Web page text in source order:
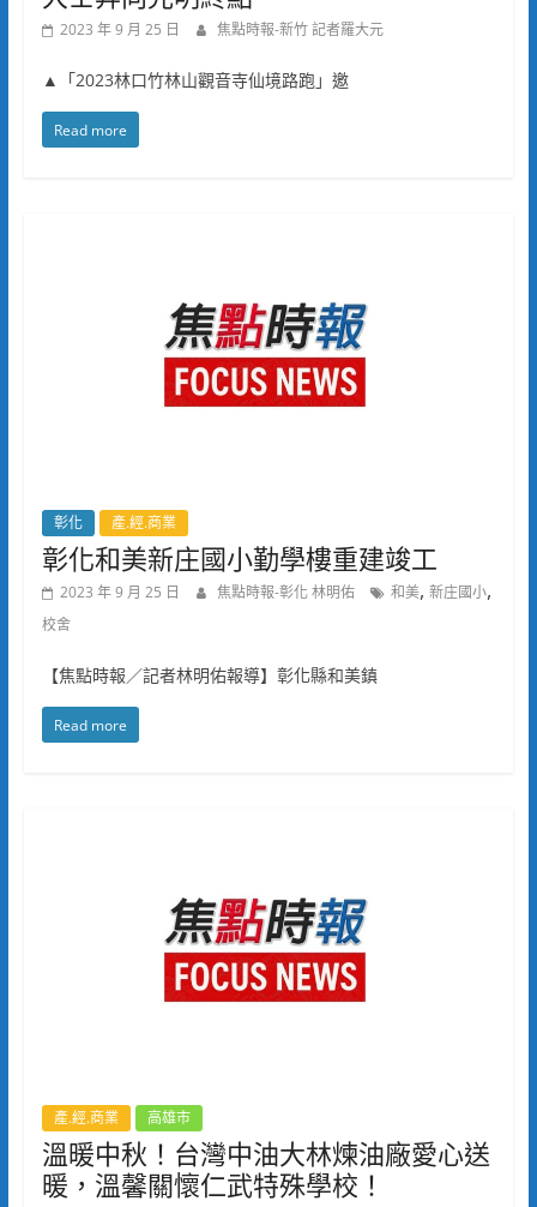
2023 年 9 月 25 日 焦點時報-新竹 記者羅大元
▲「2023林口竹林山觀音寺仙境路跑」邀
Read more
彰化 產.經.商業
彰化和美新庄國小勤學樓重建竣工
2023 年 9 月 25 日 焦點時報-彰化 林明佑 和美, 新庄國小,
校舍
【焦點時報／記者林明佑報導】彰化縣和美鎮
Read more
產.經.商業 高雄市
溫暖中秋！台灣中油大林煉油廠愛心送
暖，溫馨關懷仁武特殊學校！